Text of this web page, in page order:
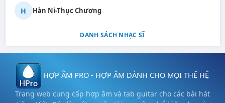
H Hàn Ni-Thục Chương
DANH SÁCH NHẠC SĨ
HỢP ÂM PRO - HỢP ÂM DÀNH CHO MỌI THẾ HỆ
Trang web cung cấp hợp âm và tab guitar cho các bài hát